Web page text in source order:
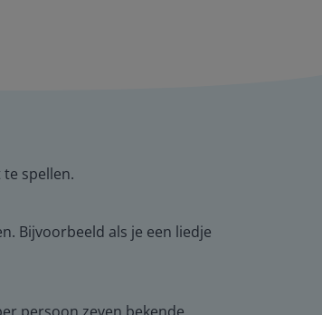
spellen.
Bijvoorbeeld als je een liedje
persoon zeven bekende